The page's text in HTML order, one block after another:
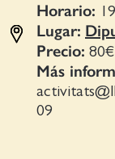
Horario:
Lugar:
Precio: 80€
Más
09